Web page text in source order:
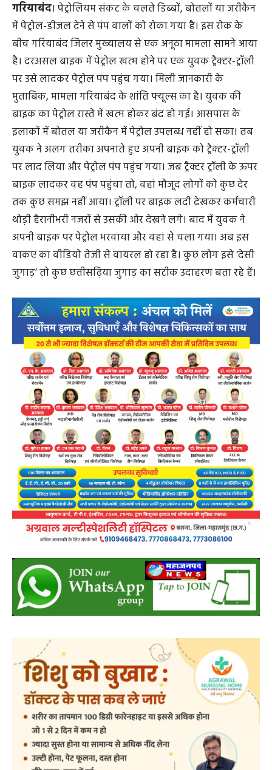
गरियाबंद। पेट्रोलियम संकट के चलते डिब्बों, बोतलों या जरीकैन
में पेट्रोल-डीजल देने से पंप वालों को रोका गया है। इस रोक के
बीच गरियाबंद जिलर मुख्यालय से एक अनूठा मामला सामने आया
है। दरअसल बाइक में पेट्रोल खत्म होने पर एक युवक ट्रैक्टर-ट्रॉली
पर उसे लादकर पेट्रोल पंप पहुंच गया। मिली जानकारी के
मुताबिक, मामला गरियाबंद के शांति फ्यूल्स का है। युवक की
बाइक का पेट्रोल रास्ते में खत्म होकर बंद हो गई। आसपास के
इलाकों में बोतल या जरीकैन में पेट्रोल उपलब्ध नहीं हो सका। तब
युवक ने अलग तरीका अपनाते हुए अपनी बाइक को ट्रैक्टर-ट्रॉली
पर लाद लिया और पेट्रोल पंप पहुंच गया। जब ट्रैक्टर ट्रॉली के ऊपर
बाइक लादकर वह पंप पहुंचा तो, वहां मौजूद लोगों को कुछ देर
तक कुछ समझ नहीं आया। ट्रॉली पर बाइक लदी देखकर कर्मचारी
थोड़ी हैरानीभरी नजरों से उसकी ओर देखने लगे। बाद में युवक ने
अपनी बाइक पर पेट्रोल भरवाया और वहां से चला गया। अब इस
वाकए का वीडियो तेजी से वायरल हो रहा है। कुछ लोग इसे ‘देसी
जुगाड़’ तो कुछ छत्तीसढ़िया जुगाड़ का सटीक उदाहरण बता रहे हैं।